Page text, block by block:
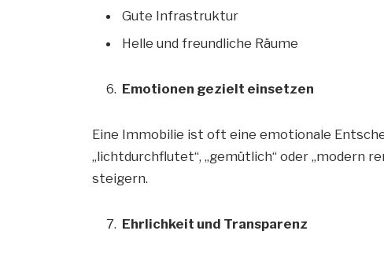
Gute Infrastruktur
Helle und freundliche Räume
Emotionen gezielt einsetzen
Eine Immobilie ist oft eine emotionale
„lichtdurchflutet“, „gemütlich“ oder „modern
steigern.
Ehrlichkeit und Transparenz